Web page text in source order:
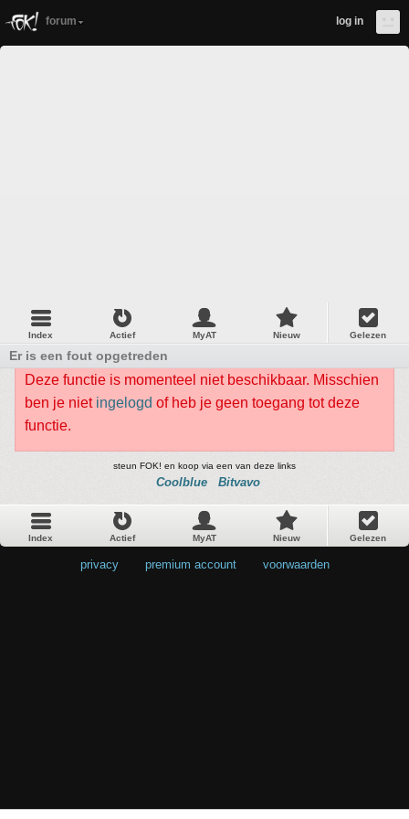
forum log in
Index Actief MyAT Nieuw Gelezen
Er is een fout opgetreden
Deze functie is momenteel niet beschikbaar. Misschien
ben je niet ingelogd of heb je geen toegang tot deze
functie.
steun FOK! en koop via een van deze links
Coolblue Bitvavo
Index Actief MyAT Nieuw Gelezen
privacy premium account voorwaarden